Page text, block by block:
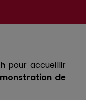
pour accueillir
de